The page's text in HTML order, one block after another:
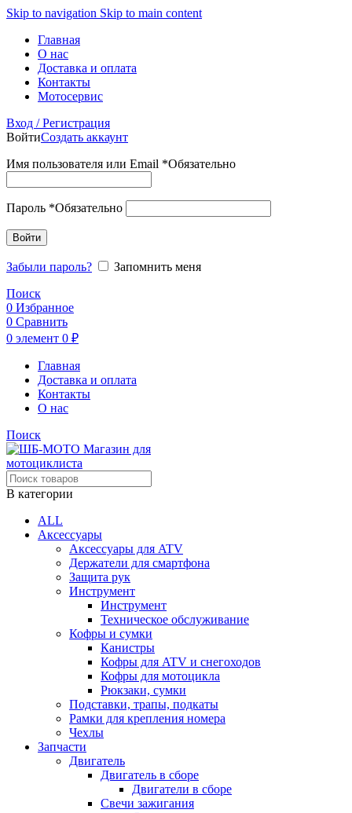
Skip to navigation Skip to main content
Главная
О нас
Доставка и оплата
Контакты
Мотосервис
Вход / Регистрация
ВойтиСоздать аккаунт
Имя пользователя или Email *Обязательно
Пароль *Обязательно
Войти
Забыли пароль?
Запомнить меня
Поиск
0 Избранное
0 Сравнить
0 элемент 0 ₽
Главная
Доставка и оплата
Контакты
О нас
Поиск
В категории
ALL
Аксессуары
Аксессуары для ATV
Держатели для смартфона
Защита рук
Инструмент
Инструмент
Техническое обслуживание
Кофры и сумки
Канистры
Кофры для ATV и снегоходов
Кофры для мотоцикла
Рюкзаки, сумки
Подставки, трапы, подкаты
Рамки для крепления номера
Чехлы
Запчасти
Двигатель
Двигатель в сборе
Двигатели в сборе
Свечи зажигания